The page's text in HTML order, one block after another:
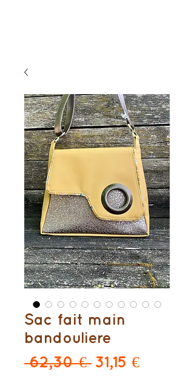
Sac fait main
bandouliere
62,30 € Prix
31,15 €Prix